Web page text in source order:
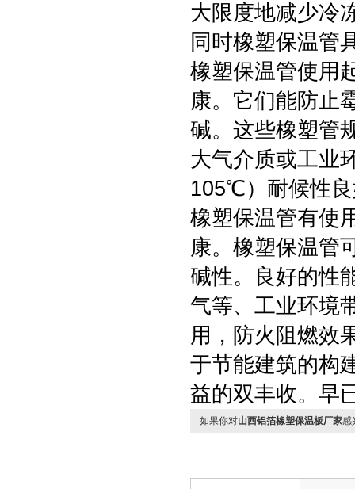
大限度地减少冷
同时橡塑保温管
橡塑保温管使用
康。它们能防止
碱。这些橡塑管
大气介质或工业
105℃）耐候性
橡塑保温管有使
康。橡塑保温管
碱性。良好的性
气等、工业环境
用，防火阻燃效
于节能建筑的构
益的双丰收。早
如果你对山西铝箔橡塑保温板厂家感